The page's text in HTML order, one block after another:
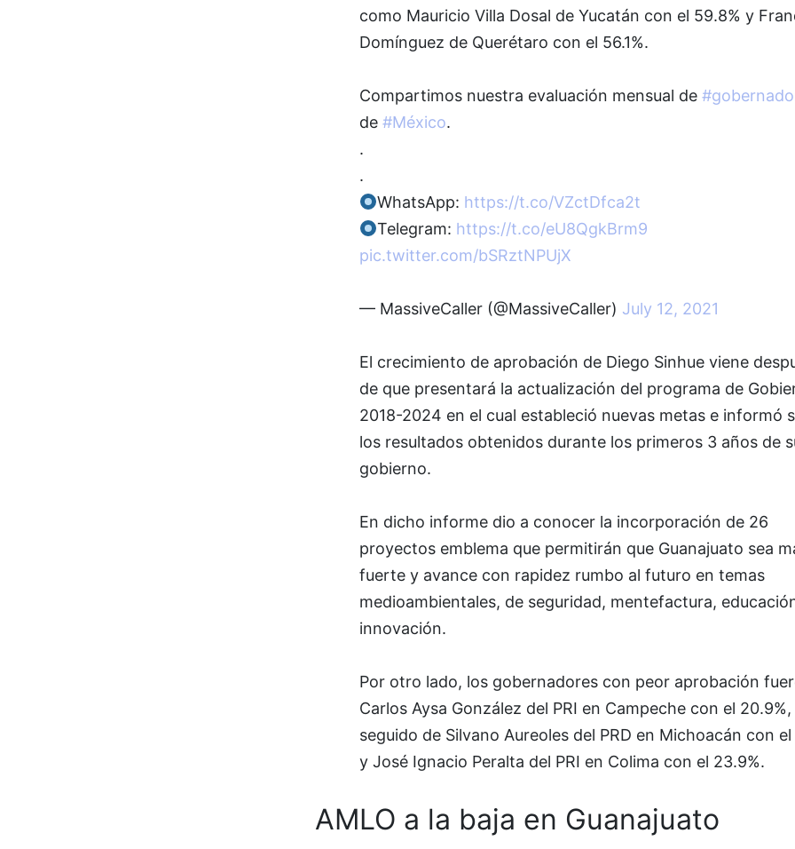
como Mauricio Villa Dosal de Yucatán con el 59.8% y
Domínguez de Querétaro con el 56.1%.
Compartimos nuestra evaluación mensual de
de #México.
.
.
WhatsApp: https://t.co/VZctDfca2t
Telegram: https://t.co/eU8QgkBrm9
pic.twitter.com/bSRztNPUjX
— MassiveCaller (@MassiveCaller) July 12, 2021
El crecimiento de aprobación de Diego Sinhue viene
de que presentará la actualización del programa de
2018-2024 en el cual estableció nuevas metas e informó
los resultados obtenidos durante los primeros 3 años de
gobierno.
En dicho informe dio a conocer la incorporación de 26
proyectos emblema que permitirán que Guanajuato sea
fuerte y avance con rapidez rumbo al futuro en temas
medioambientales, de seguridad, mentefactura,
innovación.
Por otro lado, los gobernadores con peor aprobación
Carlos Aysa González del PRI en Campeche con el 20.9%,
seguido de Silvano Aureoles del PRD en Michoacán con el
y José Ignacio Peralta del PRI en Colima con el 23.9%.
AMLO a la baja en Guanajuato